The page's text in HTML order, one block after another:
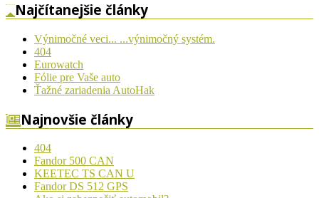
Najčítanejšie články
Výnimočné veci... ...výnimočný systém.
404
Eurowatch
Fólie pre Vaše auto
Ťažné zariadenia AutoHak
Najnovšie články
404
Fandor 500 CAN
KEETEC TS CAN U
Fandor DS 512 GPS